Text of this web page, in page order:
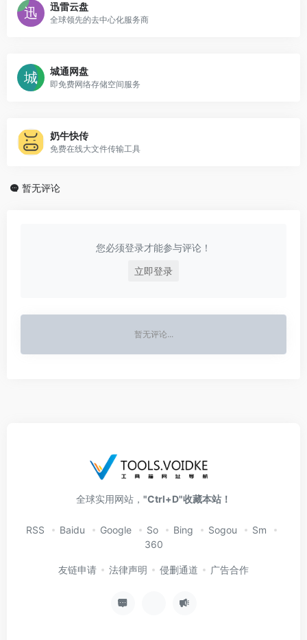
迅雷云盘
全球领先的去中心化服务商
城通网盘
即免费网络存储空间服务
奶牛快传
免费在线大文件传输工具
暂无评论
您必须登录才能参与评论！
立即登录
暂无评论...
全球实用网站， "Ctrl+D"收藏本站！
RSS Baidu Google So Bing Sogou
Sm
360
友链申请 法律声明 侵删通道 广告合作